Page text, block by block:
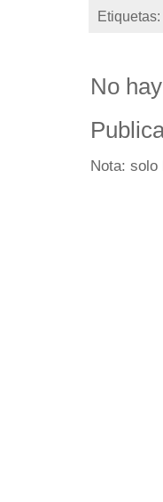
Etiquetas:
No
Nota: solo